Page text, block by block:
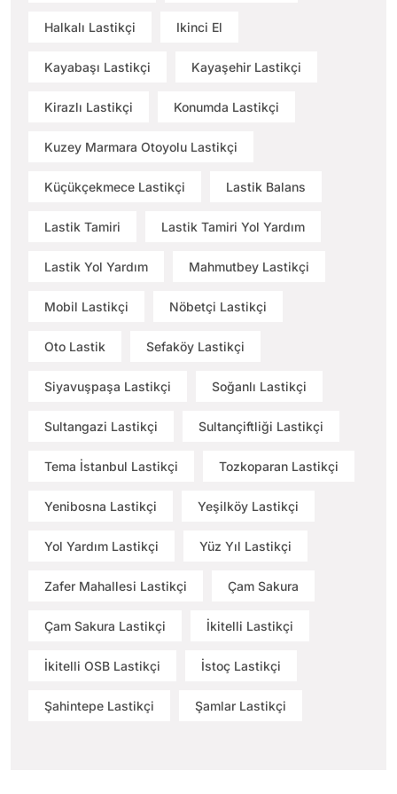
Halkalı Lastikçi Ikinci El
Kayabaşı Lastikçi Kayaşehir Lastikçi
Kirazlı Lastikçi Konumda Lastikçi
Kuzey Marmara Otoyolu Lastikçi
Küçükçekmece Lastikçi Lastik Balans
Lastik Tamiri Lastik Tamiri Yol Yardım
Lastik Yol Yardım Mahmutbey Lastikçi
Mobil Lastikçi Nöbetçi Lastikçi
Oto Lastik Sefaköy Lastikçi
Siyavuşpaşa Lastikçi Soğanlı Lastikçi
Sultangazi Lastikçi Sultançiftliği Lastikçi
Tema İstanbul Lastikçi Tozkoparan Lastikçi
Yenibosna Lastikçi Yeşilköy Lastikçi
Yol Yardım Lastikçi Yüz Yıl Lastikçi
Zafer Mahallesi Lastikçi Çam Sakura
Çam Sakura Lastikçi İkitelli Lastikçi
İkitelli OSB Lastikçi İstoç Lastikçi
Şahintepe Lastikçi Şamlar Lastikçi